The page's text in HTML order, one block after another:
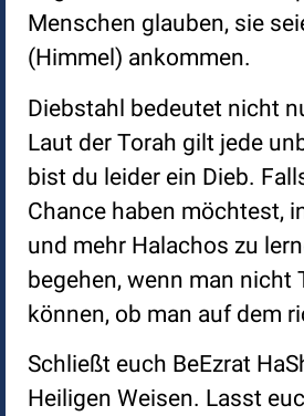
Menschen glauben, sie
(Himmel) ankommen.
Diebstahl bedeutet nicht
Laut der Torah gilt jede
bist du leider ein Dieb.
Chance haben möchtest,
und mehr Halachos zu
begehen, wenn man
können, ob man auf dem
Schließt euch BeEzrat
Heiligen Weisen. Lasst